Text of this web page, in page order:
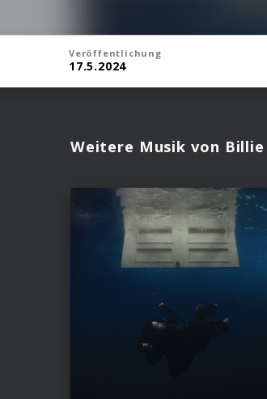
Veröffentlichung
17.5.2024
Weitere Musik von Billie